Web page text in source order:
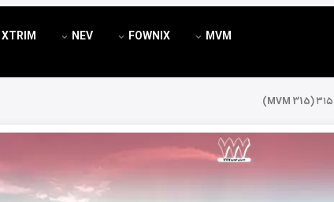
MVM
FOWNIX
NEV
XTRIM